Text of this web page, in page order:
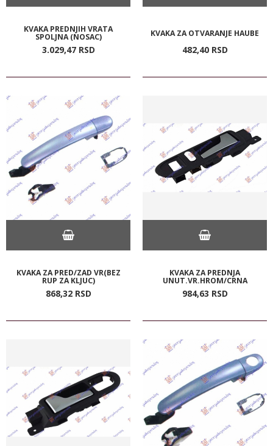
KVAKA PREDNJIH VRATA
SPOLJNA (NOSAC)
3.029,47 RSD
KVAKA ZA OTVARANJE HAUBE
482,40 RSD
KVAKA ZA PRED/ZAD VR(BEZ
RUP ZA KLJUC)
868,32 RSD
KVAKA ZA PREDNJA
UNUT.VR.HROM/CRNA
984,63 RSD